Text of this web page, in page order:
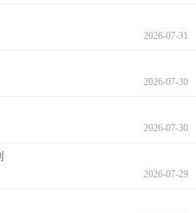
2026-07-31
2026-07-30
2026-07-30
2026-07-29